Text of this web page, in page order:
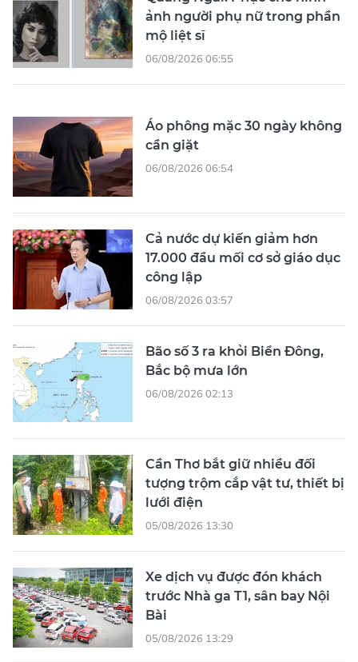
ảnh người phụ nữ trong phần
mộ liệt sĩ
06/08/2026 06:55
Áo phông mặc 30 ngày không
cần giặt
06/08/2026 06:54
Cả nước dự kiến giảm hơn
17.000 đầu mối cơ sở giáo dục
công lập
06/08/2026 03:57
Bão số 3 ra khỏi Biển Đông,
Bắc bộ mưa lớn
06/08/2026 02:13
Cần Thơ bắt giữ nhiều đối
tượng trộm cắp vật tư, thiết bị
lưới điện
05/08/2026 13:30
Xe dịch vụ được đón khách
trước Nhà ga T1, sân bay Nội
Bài
05/08/2026 13:29